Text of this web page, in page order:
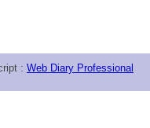
: Web Diary Professional